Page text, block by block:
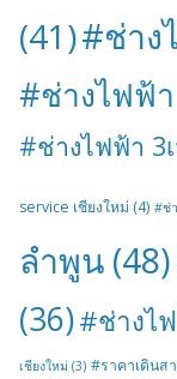
(41)#ช่าง
#ช่างไฟฟ้า
#ช่างไฟฟ้า 3
service เชียงใหม่ (4) #ช่
ลำพูน (48)
(36)#ช่างไ
เชียงใหม่ (3) #ราคาเดินส